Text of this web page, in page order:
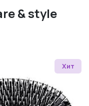
& style
Хит